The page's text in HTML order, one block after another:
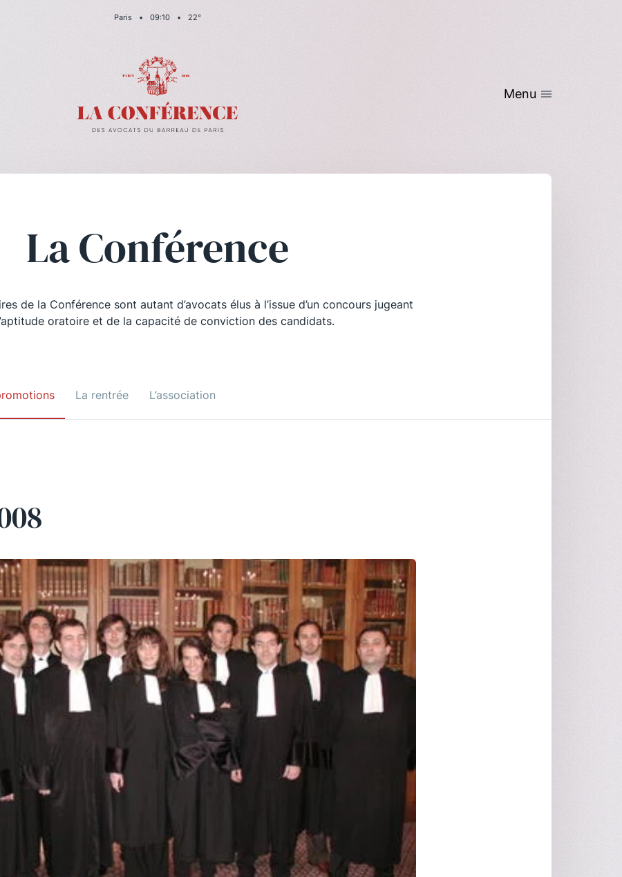
Paris • 09:10 • 22°
Menu
La Conférence
de la Conférence sont autant d’avocats élus à l’issue d’un concours jugeant
oratoire et de la capacité de conviction des candidats.
La rentrée L’association